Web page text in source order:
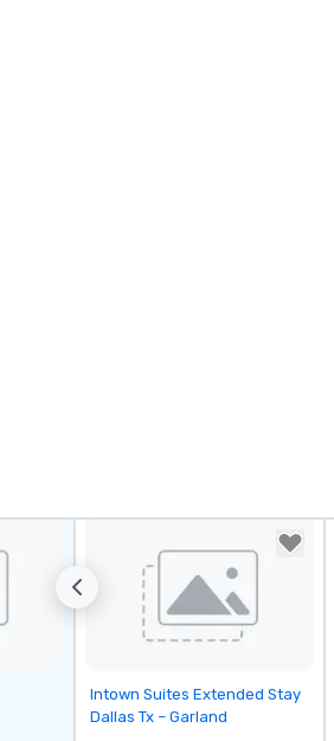
Removed from favorites
Intown Suites Extended Stay
Dallas Tx – Garland